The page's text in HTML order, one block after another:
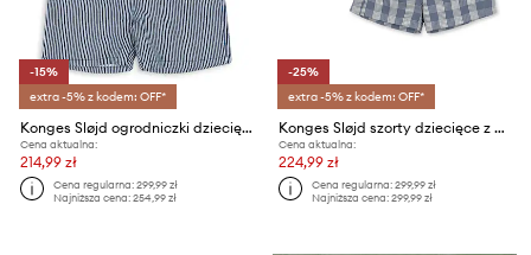
-15%
extra -5% z kodem: OFF*
Konges Sløjd ogrodniczki dziecięce LUC OVERALLS GOTS
Cena aktualna:
214,99 zł
Cena regularna:299,99 zł
Najniższa cena:254,99 zł
-25%
extra -5% z kodem: OFF*
Konges Sløjd szorty dziecięce z bawełną 2 PACK VERNE SHORTS GOTS
Cena aktualna:
224,99 zł
Cena regularna:299,99 zł
Najniższa cena:299,99 zł